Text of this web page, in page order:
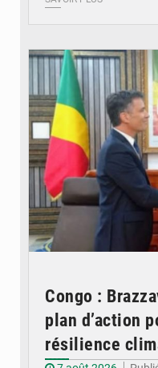
Congo :
plan d’action
résilience